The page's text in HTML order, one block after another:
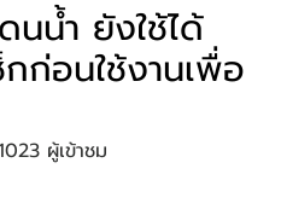
นน้ำ ยังใช้ได้
ก่อนใช้งานเพื่อ
ผู้เข้าชม